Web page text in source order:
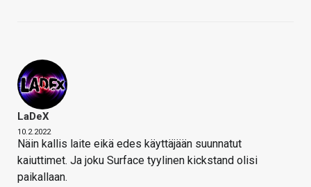
LaDeX
10.2.2022
Näin kallis laite eikä edes käyttäjään suunnatut
kaiuttimet. Ja joku Surface tyylinen kickstand olisi
paikallaan.